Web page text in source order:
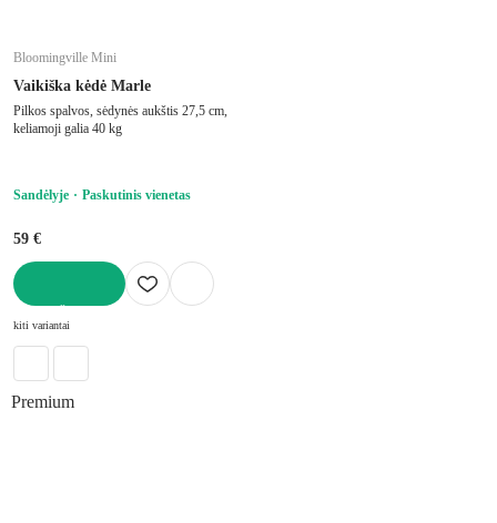
Bloomingville Mini
Vaikiška kėdė Marle
Pilkos spalvos, sėdynės aukštis 27,5 cm,
keliamoji galia 40 kg
Sandėlyje Paskutinis vienetas
59 €
kiti variantai
Premium